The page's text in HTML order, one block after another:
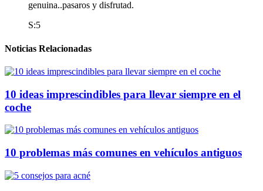
genuina..pasaros y disfrutad.
S:5
Noticias Relacionadas
10 ideas imprescindibles para llevar siempre en el
coche
10 problemas más comunes en vehículos antiguos